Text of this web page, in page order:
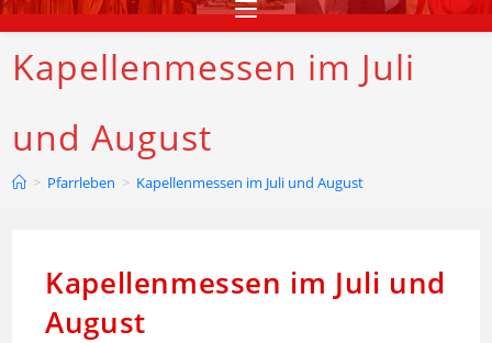
Kapellenmessen im Juli
und August
> Pfarrleben > Kapellenmessen im Juli und August
Kapellenmessen im Juli und
August